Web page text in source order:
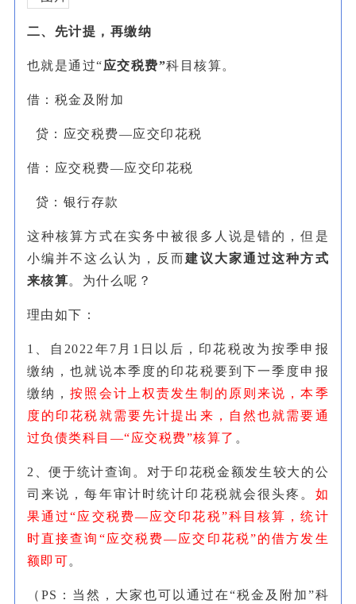
二、先计提，再缴纳
也就是通过“应交税费”科目核算。
借：税金及附加
贷：应交税费—应交印花税
借：应交税费—应交印花税
贷：银行存款
这种核算方式在实务中被很多人说是错的，但是
小编并不这么认为，反而建议大家通过这种方式
来核算。为什么呢？
理由如下：
1、
自2022年7月1日以后，印花税改为按季申报
缴纳，也就说本季度的印花税要到下一季度申报
缴纳，按照会计上权责发生制的原则来说，本季
度的印花税就需要先计提出来，自然也就需要通
过负债类科目—“应交税费”核算了 。
2、便于统计查询。对于印花税金额发生较大的公
司来说，每年审计时统计印花税就会很头疼。 如
果通过“应交税费—应交印花税”科目核算，统计
时直接查询“应交税费—应交印花税”的借方发生
额即可。
（PS：当然，大家也可以通过在“税金及附加”科